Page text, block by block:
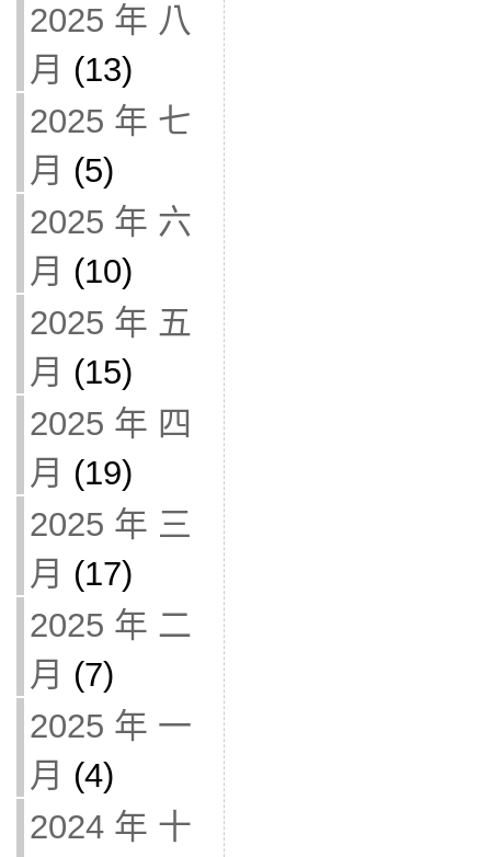
2025 年 八
月 (13)
2025 年 七
月 (5)
2025 年 六
月 (10)
2025 年 五
月 (15)
2025 年 四
月 (19)
2025 年 三
月 (17)
2025 年 二
月 (7)
2025 年 一
月 (4)
2024 年 十